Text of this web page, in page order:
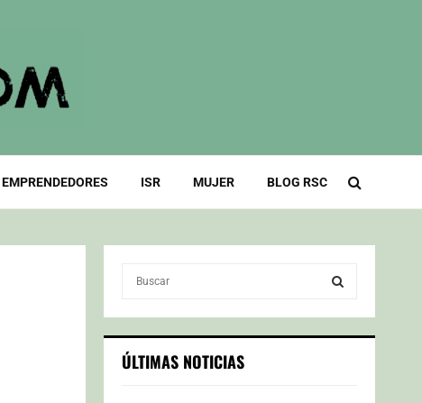
EMPRENDEDORES ISR MUJER BLOG RSC
c
h
S
ÚLTIMAS NOTICIAS